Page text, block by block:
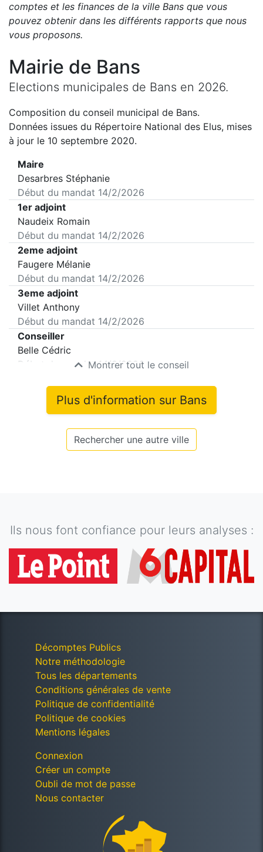
comptes et les finances de la ville Bans que vous
pouvez obtenir dans les différents rapports que nous
vous proposons.
Mairie de Bans
Elections municipales de Bans en 2026.
Composition du conseil municipal de Bans.
Données issues du Répertoire National des Elus, mises
à jour le 10 septembre 2020.
Maire
Desarbres Stéphanie
Début du mandat 14/2/2026
1er adjoint
Naudeix Romain
Début du mandat 14/2/2026
2eme adjoint
Faugere Mélanie
Début du mandat 14/2/2026
3eme adjoint
Villet Anthony
Début du mandat 14/2/2026
Conseiller
Belle Cédric
Début du mandat14/2/2026
Montrer tout le conseil
Plus d'information sur Bans
Rechercher une autre ville
Ils nous font confiance pour leurs analyses :
Décomptes Publics
Notre méthodologie
Tous les départements
Conditions générales de vente
Politique de confidentialité
Politique de cookies
Mentions légales
Connexion
Créer un compte
Oubli de mot de passe
Nous contacter